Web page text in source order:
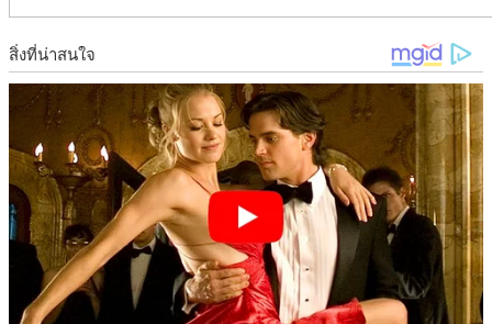
ไม่เพียงแค่ถนนเท่านั้น แม้แต่ลานจอดรถที่ต้องรองรับให้รถเข้า
มาจอดพัก ก็ยังไม่เพียงพอเช่นกัน หลายครั้งจะมีปัญหาเรื่องการ
จอด เช่น จอดรถซ้อนคัน แต่รถข้างในออกไม่ได้ หรือจำเป็นต้อง